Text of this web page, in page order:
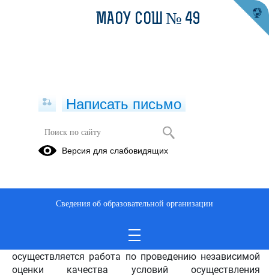
Независимая оценка качества
условий осуществления
Министерством просвещения Российской Федерации
осуществляется работа по проведению независимой
оценки качества условий осуществления
МАОУ СОШ № 49
Написать письмо
Версия для слабовидящих
Сведения об образовательной организации